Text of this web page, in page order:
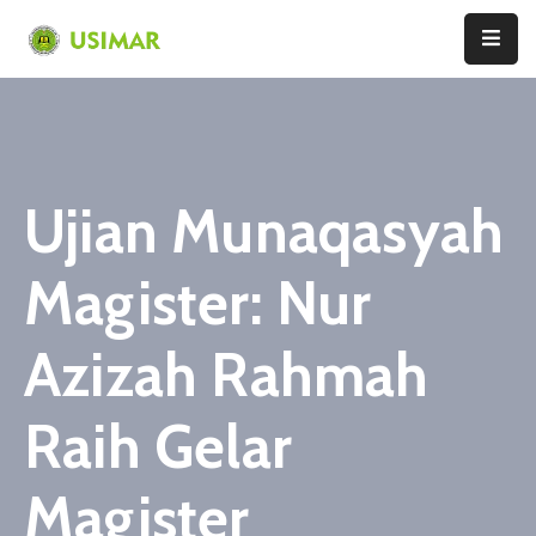
Pendaftaran
Program
Pascasarjana
Fakultas
Agama
Fakultas
Dan
Ujian Munaqasyah
Magister: Nur
Azizah Rahmah
Raih Gelar
Magister